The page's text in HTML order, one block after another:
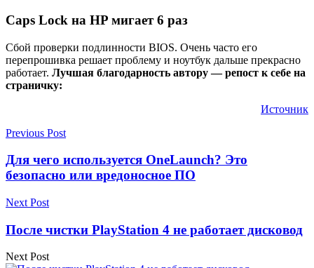
Caps Lock на HP мигает 6 раз
Сбой проверки подлинности BIOS. Очень часто его
перепрошивка решает проблему и ноутбук дальше прекрасно
работает. Лучшая благодарность автору — репост к себе на
страничку:
Источник
Previous Post
Для чего используется OneLaunch? Это
безопасно или вредоносное ПО
Next Post
После чистки PlayStation 4 не работает дисковод
Next Post